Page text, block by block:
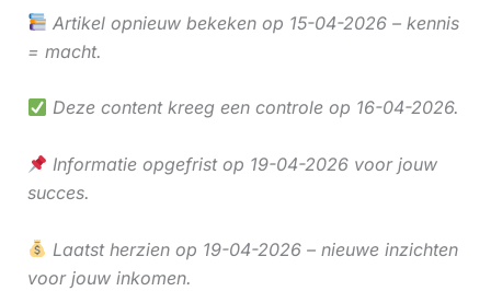
Artikel opnieuw bekeken op 15-04-2026 – kennis
= macht.
Deze content kreeg een controle op 16-04-2026.
Informatie opgefrist op 19-04-2026 voor jouw
succes.
Laatst herzien op 19-04-2026 – nieuwe inzichten
voor jouw inkomen.